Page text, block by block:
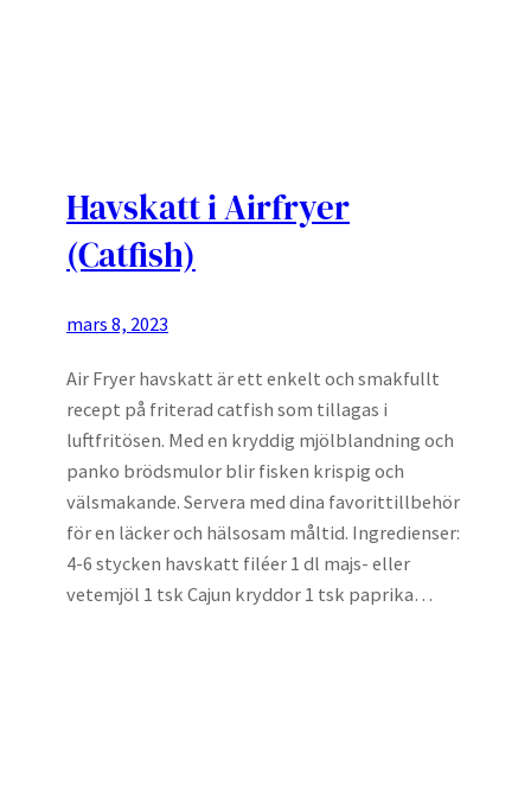
Havskatt i Airfryer
(Catfish)
mars 8, 2023
Air Fryer havskatt är ett enkelt och smakfullt
recept på friterad catfish som tillagas i
luftfritösen. Med en kryddig mjölblandning och
panko brödsmulor blir fisken krispig och
välsmakande. Servera med dina favorittillbehör
för en läcker och hälsosam måltid. Ingredienser:
4-6 stycken havskatt filéer 1 dl majs- eller
vetemjöl 1 tsk Cajun kryddor 1 tsk paprika…